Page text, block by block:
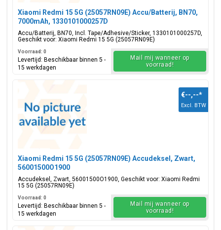
Xiaomi Redmi 15 5G (25057RN09E) Accu/Batterij, BN70,
7000mAh, 1330101000257D
Accu/Batterij, BN70, Incl. Tape/Adhesive/Sticker, 1330101000257D,
Geschikt voor: Xiaomi Redmi 15 5G (25057RN09E)
Voorraad: 0
Levertijd: Beschikbaar binnen 5 -
15 werkdagen
Mail mij wanneer op
voorraad!
Xiaomi Redmi 15 5G (25057RN09E) Accudeksel, Zwart,
56001500O1900
Accudeksel, Zwart, 56001500O1900, Geschikt voor: Xiaomi Redmi
15 5G (25057RN09E)
€--,--*
Excl. BTW
Voorraad: 0
Levertijd: Beschikbaar binnen 5 -
15 werkdagen
Mail mij wanneer op
voorraad!